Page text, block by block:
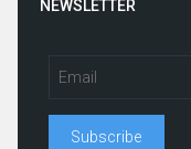
NEWSLETTER